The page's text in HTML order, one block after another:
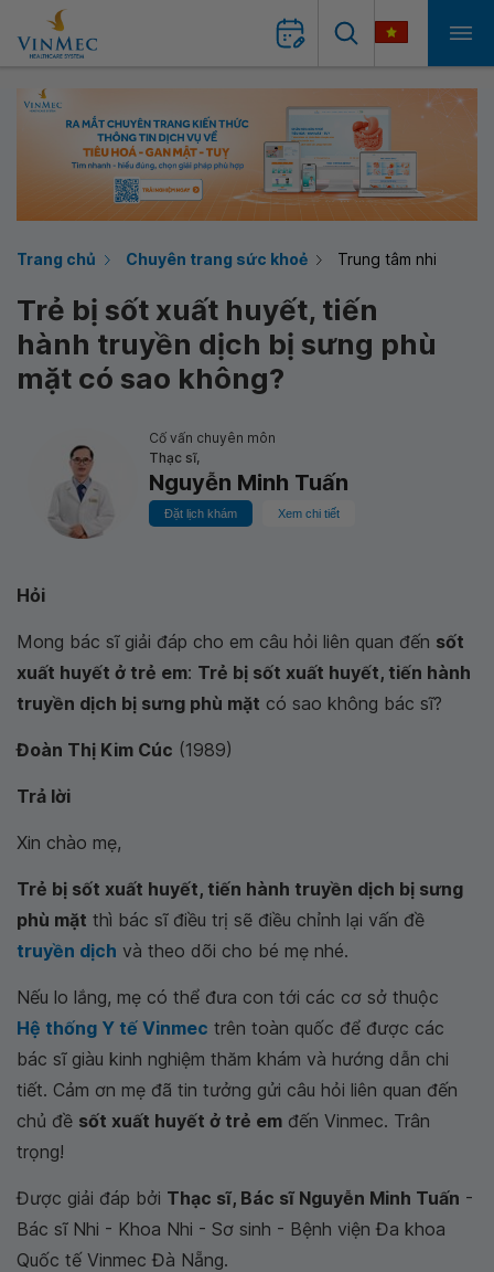
Trang chủ Chuyên trang sức khoẻ Trung tâm nhi
Trẻ bị sốt xuất huyết, tiến
hành truyền dịch bị sưng phù
mặt có sao không?
Cố vấn chuyên môn
Thạc sĩ,
Nguyễn Minh Tuấn
Đặt lịch khám Xem chi tiết
Hỏi‌ ‌
Mong bác sĩ giải đáp cho em câu hỏi liên quan đến sốt
xuất huyết ở trẻ em: Trẻ bị sốt xuất huyết, tiến hành
truyền dịch bị sưng phù mặt có sao không bác sĩ?
Đoàn Thị Kim Cúc (1989)
Trả‌ ‌lời‌
Xin chào mẹ,
Trẻ bị sốt xuất huyết, tiến hành truyền dịch bị sưng
phù mặt thì bác sĩ điều trị sẽ điều chỉnh lại vấn đề
truyền dịch và theo dõi cho bé mẹ nhé.
Nếu lo lắng, mẹ có thể đưa con tới các cơ sở thuộc
Hệ thống Y tế Vinmec trên toàn quốc để được các
bác sĩ giàu kinh nghiệm thăm khám và hướng dẫn chi
tiết. Cảm ơn mẹ đã tin tưởng gửi câu hỏi liên quan đến
chủ đề sốt xuất huyết ở trẻ em đến Vinmec. Trân
trọng!
Được giải đáp bởi Thạc sĩ, Bác sĩ Nguyễn Minh Tuấn -
Bác sĩ Nhi - Khoa Nhi - Sơ sinh - Bệnh viện Đa khoa
Quốc tế Vinmec Đà Nẵng.